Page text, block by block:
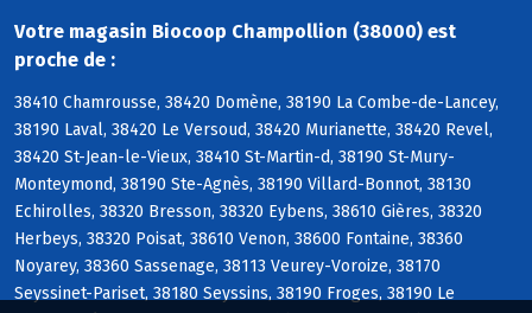
Votre magasin Biocoop Champollion (38000) est
proche de :
38410 Chamrousse, 38420 Domène, 38190 La Combe-de-Lancey,
38190 Laval, 38420 Le Versoud, 38420 Murianette, 38420 Revel,
38420 St-Jean-le-Vieux, 38410 St-Martin-d, 38190 St-Mury-
Monteymond, 38190 Ste-Agnès, 38190 Villard-Bonnot, 38130
Echirolles, 38320 Bresson, 38320 Eybens, 38610 Gières, 38320
Herbeys, 38320 Poisat, 38610 Venon, 38600 Fontaine, 38360
Noyarey, 38360 Sassenage, 38113 Veurey-Voroize, 38170
Seyssinet-Pariset, 38180 Seyssins, 38190 Froges, 38190 Le